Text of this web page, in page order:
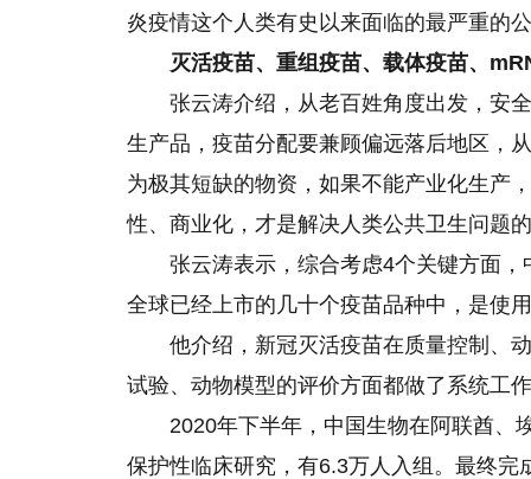
炎疫情这个人类有史以来面临的最严重的
灭活疫苗、重组疫苗、载体疫苗、
张云涛介绍，从老百姓角度出发，安
生产品，疫苗分配要兼顾偏远落后地区，
为极其短缺的物资，如果不能产业化生产
性、商业化，才是解决人类公共卫生问题
张云涛表示，综合考虑4个关键方面
全球已经上市的几十个疫苗品种中，是使
他介绍，新冠灭活疫苗在质量控制、
试验、动物模型的评价方面都做了系统工
2020年下半年，中国生物在阿联酋、
保护性临床研究，有6.3万人入组。最终